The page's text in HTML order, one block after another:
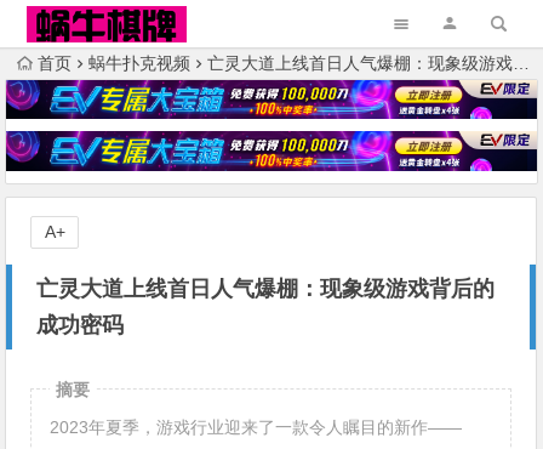
首页 蜗牛扑克视频 亡灵大道上线首日人气爆棚：现象级游戏背后的成功密码
亡灵大道上线首日人气爆棚：现象级游戏背后的
成功密码
A+
摘要
2023年夏季，游戏行业迎来了一款令人瞩目的新作——